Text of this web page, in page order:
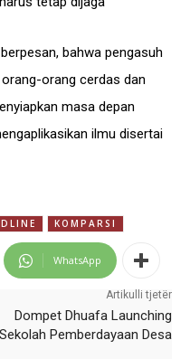
bahwa pengasuh
orang cerdas dan
masa depan
ilmu disertai
KOMPARSI
WhatsApp
Artikulli tjetër
Dompet Dhuafa Launching
Sekolah Pemberdayaan Desa